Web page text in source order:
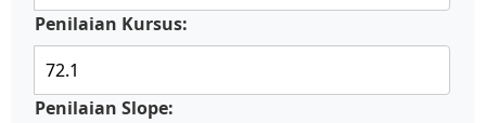
Penilaian Kursus:
Penilaian Slope: